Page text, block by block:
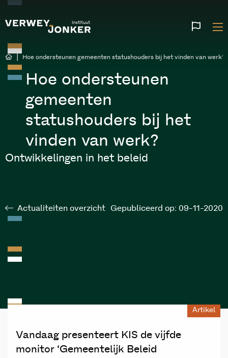
Hoe ondersteunen gemeenten statushouders bij het vinden van werk?
Hoe ondersteunen
gemeenten
statushouders bij het
vinden van werk?
Ontwikkelingen in het beleid
Actualiteiten overzicht Gepubliceerd op: 09-11-2020
Artikel
Vandaag presenteert KIS de vijfde
monitor ‘Gemeentelijk Beleid